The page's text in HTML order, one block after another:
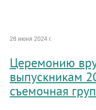
28 июня 2024 г.
Церемонию
выпускникам
съемочная